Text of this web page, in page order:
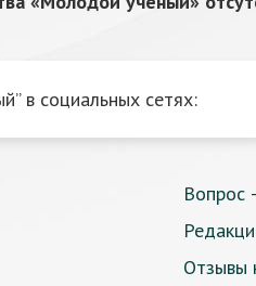
в социальных сетях:
Вопрос
Отзывы